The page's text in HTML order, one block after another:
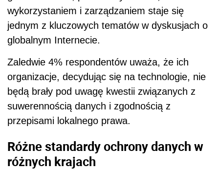
wykorzystaniem i zarządzaniem staje się
jednym z kluczowych tematów w dyskusjach o
globalnym Internecie.
Zaledwie 4% respondentów uważa, że ich
organizacje, decydując się na technologie, nie
będą brały pod uwagę kwestii związanych z
suwerennością danych i zgodnością z
przepisami lokalnego prawa.
Różne standardy ochrony danych w
różnych krajach